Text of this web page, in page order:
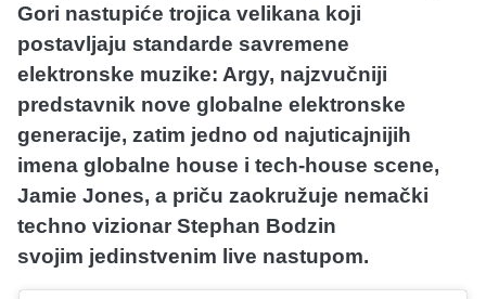
Gori nastupiće trojica velikana koji
postavljaju standarde savremene
elektronske muzike: Argy, najzvučniji
predstavnik nove globalne elektronske
generacije, zatim jedno od najuticajnijih
imena globalne house i tech-house scene,
Jamie Jones, a priču zaokružuje nemački
techno vizionar Stephan Bodzin
svojim jedinstvenim live nastupom.